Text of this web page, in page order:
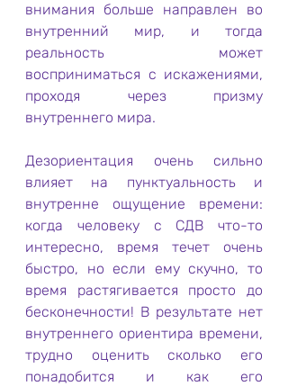
внимания больше направлен во
внутренний мир, и тогда
реальность может
восприниматься с искажениями,
проходя через призму
внутреннего мира.
Дезориентация очень сильно
влияет на пунктуальность и
внутренне ощущение времени:
когда человеку с СДВ что-то
интересно, время течет очень
быстро, но если ему скучно, то
время растягивается просто до
бесконечности! В результате нет
внутреннего ориентира времени,
трудно оценить сколько его
понадобится и как его